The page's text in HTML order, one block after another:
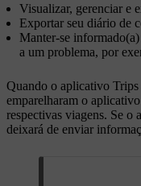
Visualizar, gerenciar e
Exportar seu diário de
Manter-se
a um problema, por
Quando o aplicativo Trips
emparelharam o
respectivas viagens. Se
deixará de enviar